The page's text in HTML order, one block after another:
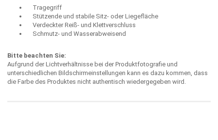
Tragegriff
Stützende und stabile Sitz- oder Liegefläche
Verdeckter Reiß- und Klettverschluss
Schmutz- und Wasserabweisend
Bitte beachten Sie:
Aufgrund der Lichtverhältnisse bei der Produktfotografie und
unterschiedlichen Bildschirmeinstellungen kann es dazu kommen, dass
die Farbe des Produktes nicht authentisch wiedergegeben wird.